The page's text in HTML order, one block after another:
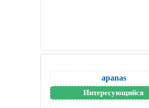
apanas
Интересующийся